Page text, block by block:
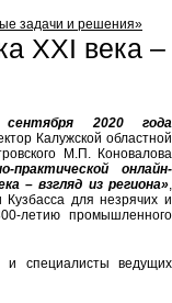
задачи и решения»
ХХI века –
2020 года
Калужской областной
М.П. Коновалова
практической онлайн-
– взгляд из региона»,
для незрячих и
летию промышленного
и специалисты ведущих